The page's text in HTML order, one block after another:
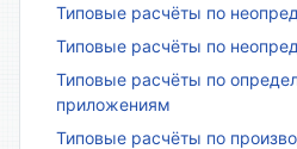
Типовые расчёты по
Типовые расчёты по
Типовые расчёты по
приложениям
Типовые расчёты по